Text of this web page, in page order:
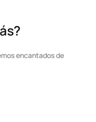
encantados de